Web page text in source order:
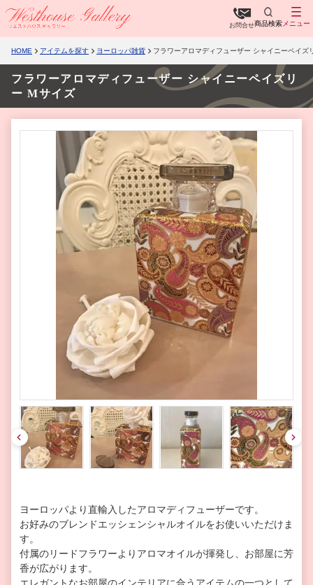
お問合せ商品検索 メニュー
HOME アイテムを探す ヨーロッパ雑貨 フラワーアロマディフューザー シャイニーペイズ
フラワーアロマディフューザー シャイニーペイズリ
ー Mサイズ
pre
v
nex
t
ヨーロッパより直輸入したアロマディフューザーです。
お好みのブレンドエッシェンシャルオイルをお使いいただけま
す。
付属のリードフラワーよりアロマオイルが揮発し、お部屋に芳
香が広がります。